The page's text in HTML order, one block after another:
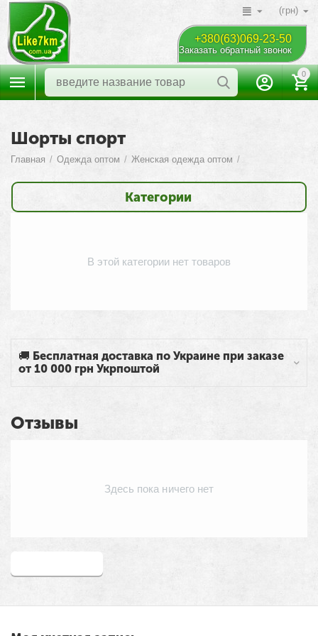
(грн)
+380(63)069-23-50
Заказать обратный звонок
0
Шорты спорт
Главная / Одежда оптом / Женская одежда оптом /
Категории
🚚 Бесплатная доставка по Украине при заказе
от 10 000 грн Укрпоштой
В этой категории нет товаров
Отзывы
Здесь пока ничего нет